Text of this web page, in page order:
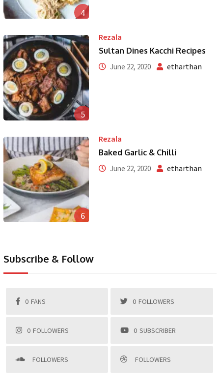
4
5
Rezala
Sultan Dines Kacchi Recipes
June 22, 2020 etharthan
6
Rezala
Baked Garlic & Chilli
June 22, 2020 etharthan
Subscribe & Follow
0 FANS 0 FOLLOWERS
0 FOLLOWERS 0 SUBSCRIBER
FOLLOWERS FOLLOWERS